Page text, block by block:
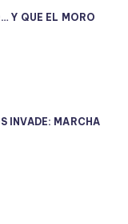
Y QUE EL MORO
INVADE: MARCHA